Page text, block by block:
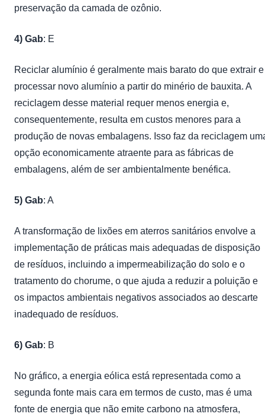
preservação da camada de ozônio.
4) Gab: E
Reciclar alumínio é geralmente mais barato do que extrair e
processar novo alumínio a partir do minério de bauxita. A
reciclagem desse material requer menos energia e,
consequentemente, resulta em custos menores para a
produção de novas embalagens. Isso faz da reciclagem
opção economicamente atraente para as fábricas de
embalagens, além de ser ambientalmente benéfica.
5) Gab: A
A transformação de lixões em aterros sanitários envolve a
implementação de práticas mais adequadas de disposição
de resíduos, incluindo a impermeabilização do solo e o
tratamento do chorume, o que ajuda a reduzir a poluição e
os impactos ambientais negativos associados ao descarte
inadequado de resíduos.
6) Gab: B
No gráfico, a energia eólica está representada como a
segunda fonte mais cara em termos de custo, mas é uma
fonte de energia que não emite carbono na atmosfera,